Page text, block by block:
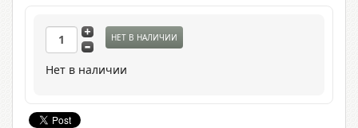
НЕТ В НАЛИЧИИ
Нет в наличии